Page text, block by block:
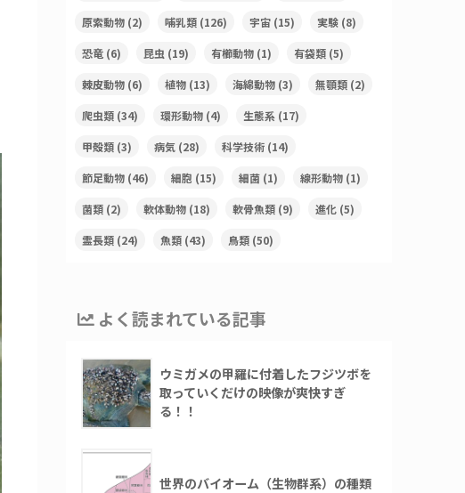
原索動物 (2) 哺乳類 (126) 宇宙 (15) 実験 (8)
恐竜 (6) 昆虫 (19) 有櫛動物 (1) 有袋類 (5)
棘皮動物 (6) 植物 (13) 海綿動物 (3) 無顎類 (2)
爬虫類 (34) 環形動物 (4) 生態系 (17)
甲殻類 (3) 病気 (28) 科学技術 (14)
節足動物 (46) 細胞 (15) 細菌 (1) 線形動物 (1)
菌類 (2) 軟体動物 (18) 軟骨魚類 (9) 進化 (5)
霊長類 (24) 魚類 (43) 鳥類 (50)
よく読まれている記事
ウミガメの甲羅に付着したフジツボを
取っていくだけの映像が爽快すぎ
る！！
世界のバイオーム（生物群系）の種類